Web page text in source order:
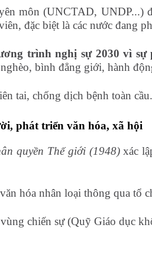
môn (UNCTAD, UNDP...)
đặc biệt là các nước đang
trình nghị sự 2030 vì sự
bình đẳng giới, hành
tai, chống dịch bệnh toàn cầu.
phát triển văn hóa, xã hội
quyền Thế giới (1948)xác
hóa nhân loại thông qua tổ
chiến sự (Quỹ Giáo dục